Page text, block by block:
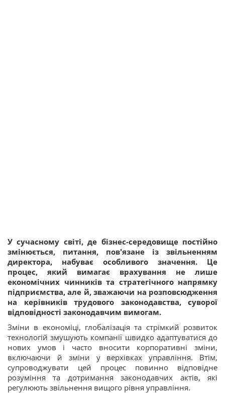
У сучасному світі, де бізнес-середовище постійно
змінюється, питання, пов'язане із звільненням
директора, набуває особливого значення. Це
процес, який вимагає врахування не лише
економічних чинників та стратегічного напрямку
підприємства, але й, зважаючи на розповсюдження
на керівників трудового законодавства, суворої
відповідності законодавчим вимогам.
Зміни в економіці, глобалізація та стрімкий розвиток
технологій змушують компанії швидко адаптуватися до
нових умов і часто вносити корпоративні зміни,
включаючи й зміни у верхівках управління. Втім,
супроводжувати цей процес повинно відповідне
розуміння та дотримання законодавчих актів, які
регулюють звільнення вищого рівня управління.